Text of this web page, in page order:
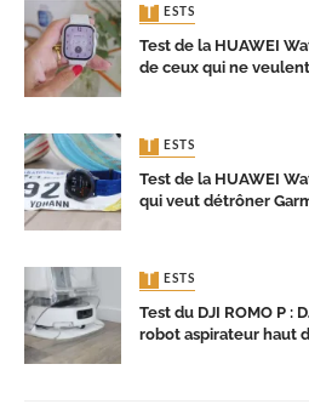
TESTS
Test de la HUAWEI
de ceux qui ne
TESTS
Test de la HUAWEI
qui veut détrôner
TESTS
Test du DJI ROMO P :
robot aspirateur haut